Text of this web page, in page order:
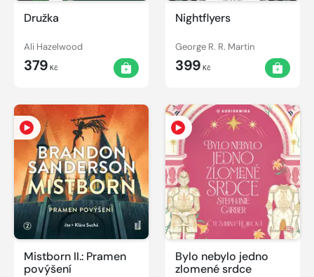
Družka
Ali Hazelwood
379 Kč
Nightflyers
George R. R. Martin
399 Kč
Mistborn II.: Pramen
povýšení
Bylo nebylo jedno
zlomené srdce